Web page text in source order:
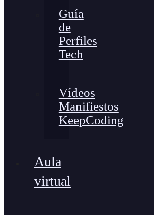
Guía
de
Perfiles
Tech
Vídeos
Manifiestos
KeepCoding
Aula
virtual